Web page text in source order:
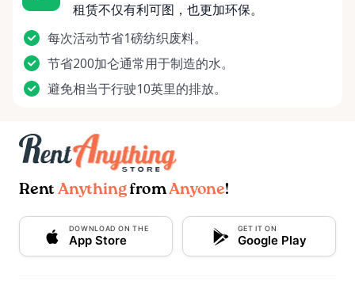
租赁不仅有利可图，也更加环保。
每次活动节省1磅纺织废料。
节省200加仑通常用于制造的水。
避免相当于行驶10英里的排放。
Rent AnythingfromAnyone!
DOWNLOAD ON THE
App Store
GET IT ON
Google Play